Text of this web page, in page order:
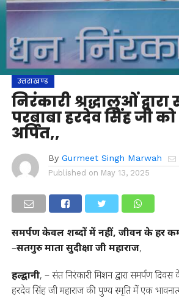
उत्तराखण्ड
निरंकारी श्रद्धालुओं
परबाबा हरदेव सिंह जी
अर्पित,,
By Gurmeet Singh Marwah
Published on May 13, 2025
समर्पण केवल शब्दों में नहीं, जीवन के हर
–सतगुरु माता सुदीक्षा जी महाराज,
हल्द्वानी, – संत निरंकारी मिशन द्वारा समर्पण दिवस
हरदेव सिंह जी महाराज की पुण्य स्मृति में एक